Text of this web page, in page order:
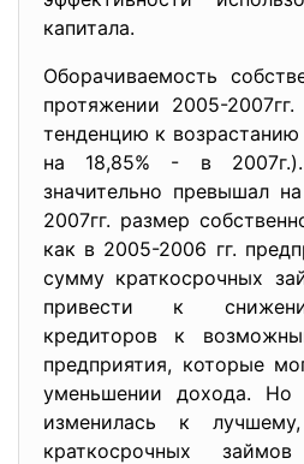
капитала.
Оборачиваемость
протяжении 2005-
тенденцию к возрастанию
на 18,85% - в
значительно превышал
2007гг. размер
как в 2005-2006 гг.
сумму краткосрочных
привести к
кредиторов к
предприятия, которые
уменьшении дохода. Но
изменилась к
краткосрочных